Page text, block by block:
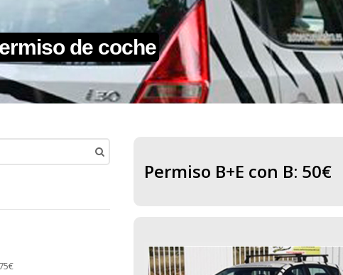
de coche
Permiso B+E con B: 50€